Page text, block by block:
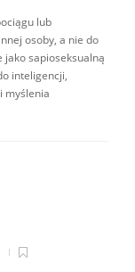
lub
osoby, a nie do
jako sapioseksualną
inteligencji,
myślenia